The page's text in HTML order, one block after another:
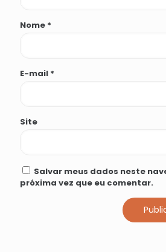
Nome *
E-mail *
Site
Salvar meus dados neste
próxima vez que eu comentar.